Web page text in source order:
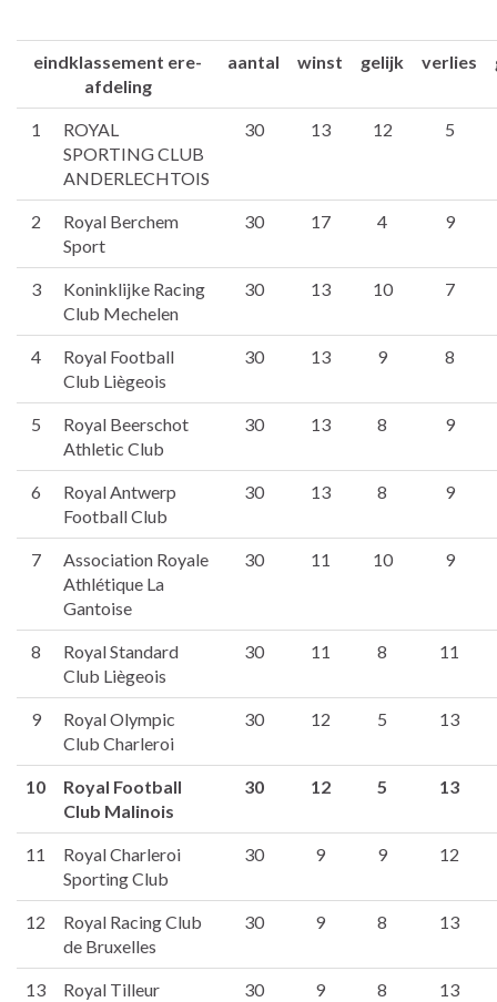
eindklassement ere-
afdeling
aantal winst gelijk verlies
1
ROYAL
SPORTING CLUB
ANDERLECHTOIS
30 13 12 5
2
Royal Berchem
Sport
30 17 4 9
3
Koninklijke Racing
Club Mechelen
30 13 10 7
4
Royal Football
Club Liègeois
30 13 9 8
5
Royal Beerschot
Athletic Club
30 13 8 9
6
Royal Antwerp
Football Club
30 13 8 9
7
Association Royale
Athlétique La
Gantoise
30 11 10 9
8
Royal Standard
Club Liègeois
30 11 8 11
9
Royal Olympic
Club Charleroi
30 12 5 13
10
Royal Football
Club Malinois
30 12 5 13
11
Royal Charleroi
Sporting Club
30 9 9 12
12
Royal Racing Club
de Bruxelles
30 9 8 13
13
Royal Tilleur
30 9 8 13